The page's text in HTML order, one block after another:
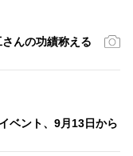
んの功績称える
ベント、9月13日から